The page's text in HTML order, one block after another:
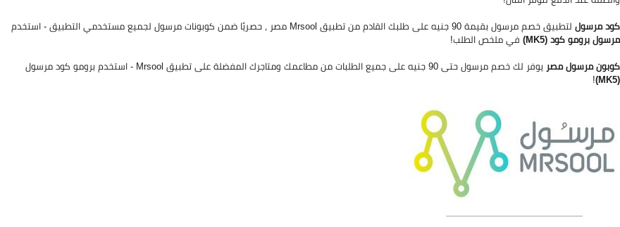
كود مرسول لتطبيق خصم مرسول بقيمة 90 جنيه على طلبك القادم من تطبيق Mrsool مصر ، حصريًا ضمن كوبونات مرسول لجميع مستخدمي التطبيق - استخدم
مرسول برومو كود (MK5)
في ملخص الطلب!
كوبون مرسول مصر يوفر لك خصم مرسول حتى 90 جنيه على جميع الطلبات من مطاعمك ومتاجرك المفضلة على تطبيق Mrsool - استخدم برومو كود مرسول
(MK5)
!